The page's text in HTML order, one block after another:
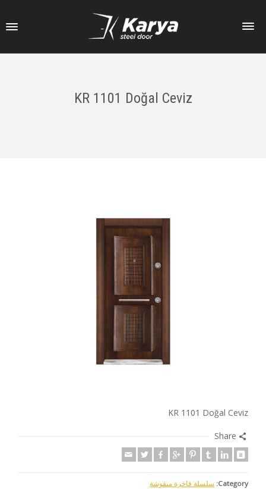
KR 1101 Doğal Ceviz
KR 1101 Doğal Ceviz
Share
Category: سلسلة فاخرة منقوشة